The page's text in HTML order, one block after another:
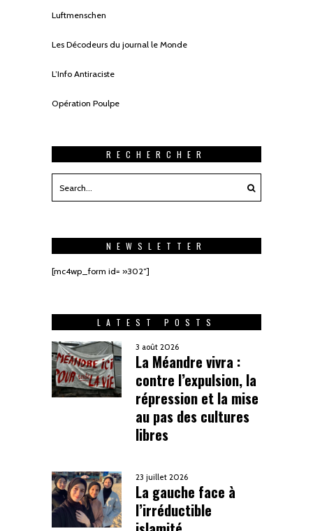
Luftmenschen
Les Décodeurs du journal le Monde
L’Info Antiraciste
Opération Poulpe
RECHERCHER
NEWSLETTER
[mc4wp_form id= »302″]
LATEST POSTS
3 août 2026
La Méandre vivra :
contre l’expulsion, la
répression et la mise
au pas des cultures
libres
23 juillet 2026
La gauche face à
l’irréductible